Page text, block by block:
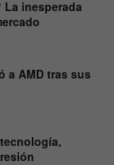
inesperada
a AMD tras sus